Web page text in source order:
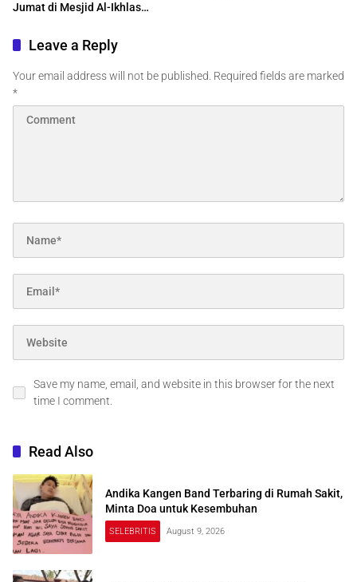
Jumat di Mesjid Al-Ikhlas
Leave a Reply
Your email address will not be published. Required fields are marked
*
Save my name, email, and website in this browser for the next
time I comment.
Read Also
Andika Kangen Band Terbaring di Rumah Sakit,
Minta Doa untuk Kesembuhan
SELEBRITIS August 9, 2026